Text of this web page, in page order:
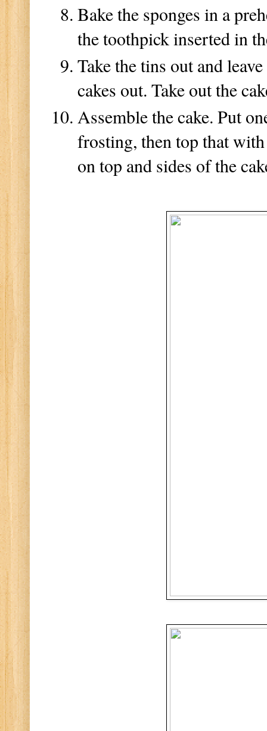
Bake the sponges in a
the toothpick inserted in
Take the tins out and
cakes out. Take out the
Assemble the cake. Put
frosting, then top that
on top and sides of the